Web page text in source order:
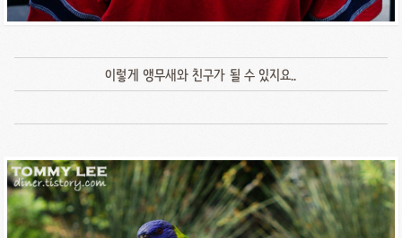
이렇게 앵무새와 친구가 될 수 있지요..